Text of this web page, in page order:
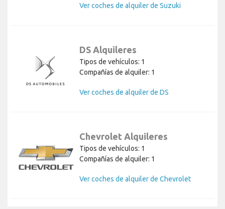
Ver coches de alquiler de Suzuki
DS Alquileres
Tipos de vehículos: 1
Compañías de alquiler: 1
Ver coches de alquiler de DS
Chevrolet Alquileres
Tipos de vehículos: 1
Compañías de alquiler: 1
Ver coches de alquiler de Chevrolet